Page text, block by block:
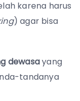
karena harus
) agar bisa
dewasayang
tandanya